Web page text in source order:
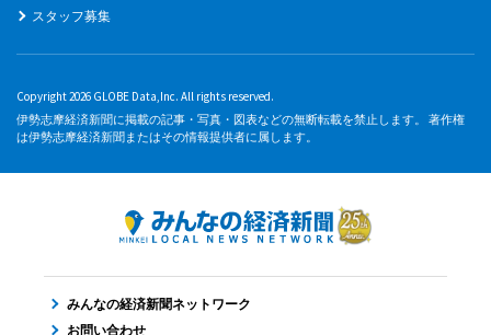
スタッフ募集
Copyright 2026 GLOBE Data,Inc. All rights reserved.
伊勢志摩経済新聞に掲載の記事・写真・図表などの無断転載を禁止します。 著作権
は伊勢志摩経済新聞またはその情報提供者に属します。
みんなの経済新聞ネットワーク
お問い合わせ